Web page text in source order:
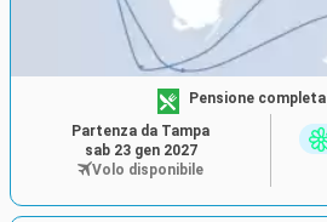
Pensione completa
Partenza da Tampa
sab 23 gen 2027
Volo disponibile